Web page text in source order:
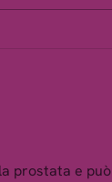
prostata e può